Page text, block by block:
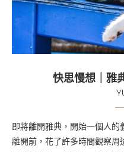
快思慢想｜雅
即將離開雅典，開始一個人的
離開前，花了許多時間觀察周